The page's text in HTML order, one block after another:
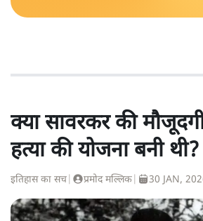
क्या सावरकर की
हत्या की योजना बनी थी?
इतिहास का सच प्रमोद मल्लिक 30 JAN,